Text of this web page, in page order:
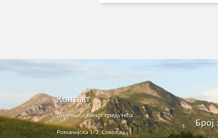
Контакт
Дирекција Јавног предузећа
Романијска 1/3, Соколац
Број